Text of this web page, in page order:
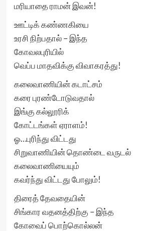
மரியாதை ராமன் இவன்!
ஊட்டிக் கண்ணகியை
உரசி நிற்பதால் – இந்த
கோவலபுரியில்
வெப்ப மாதவிக்கு விவாகரத்து!
கலைவாணியின் கடாட்சம்
கரை புரண்டோடுவதால்
இங்கு கல்லூரிக்
கோட்டங்கள் ஏராளம்!
ஓ…புரிந்து விட்டது
சிறுவாணியின் தொண்டை வருடல்
கலைவாணியையும்
கவர்ந்து விட்டது போலும்!
திரைத் தேவதையின்
சிங்கார வதனத்திற்கு – இந்த
கோவைப் பொற்கொல்லன்